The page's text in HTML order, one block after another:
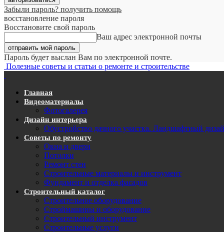
Забыли пароль? получить помощь
восстановление пароля
Восстановите свой пароль
Ваш адрес электронной почты
Пароль будет выслан Вам по электронной почте.
Полезные советы и статьи о ремонте и строительстве
Главная
Видеоматериалы
Фотогалерея
Дизайн интерьера
Обустройство дачного участка. Ландшафтный
Советы по ремонту
Окна и двери
Потолки
Ремонт стен
Строительные материалы и инструмент
Фундамент и отделка фасадов
Строительный каталог
Строительное оборудование
Строймашины и оборудование
Строительный инструмент
Строительные услуги